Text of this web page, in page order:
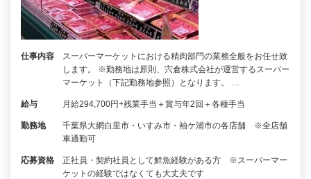
仕事内容
スーパーマーケットにおける精肉部門の業務全般をお任せ致
します。 ※勤務地は原則、宍倉株式会社が運営するスーパー
マーケット（下記勤務地参照）となります。 …
給与 月給294,700円+残業手当＋賞与年2回＋各種手当
勤務地
千葉県大網白里市・いすみ市・袖ケ浦市の各店舗 ※全店舗
車通勤可
応募資格
正社員・契約社員として鮮魚経験がある方 ※スーパーマー
ケットの経験ではなくても大丈夫です